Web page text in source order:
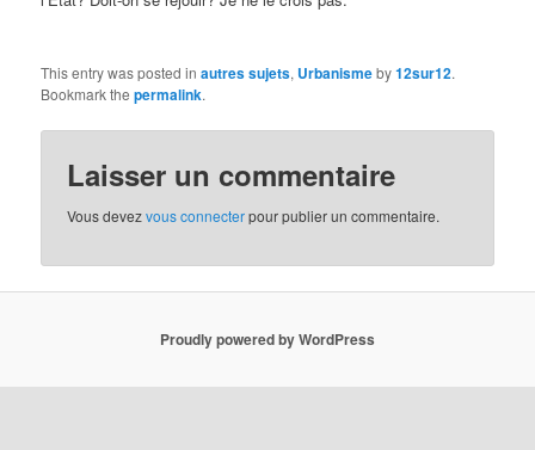
This entry was posted inautres sujets, Urbanismeby12sur12.
Bookmark thepermalink.
Laisser un commentaire
Vous devezvous connecterpour publier un commentaire.
Proudly powered by WordPress